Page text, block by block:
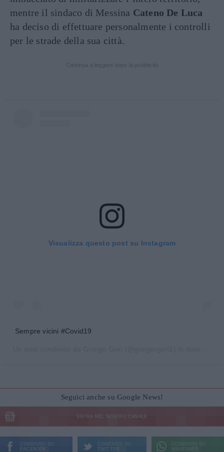
mentre il sindaco di Messina Cateno De Luca
ha deciso di effettuare personalmente i controlli
per le strade della sua città.
Visualizza questo post su Instagram
Sempre vicini #Covid19
Seguici anche su Google News!
ENTRA NEL NOSTRO CANALE
CONDIVIDI SU
FACEBOOK
CONDIVIDI SU
TWITTER
CONDIVIDI SU
WHATSAPP